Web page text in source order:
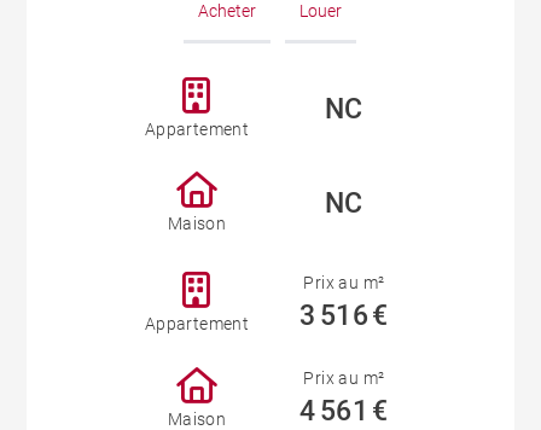
Acheter Louer
Appartement
NC
Maison
NC
Appartement
Prix au m²
3 516 €
Maison
Prix au m²
4 561 €